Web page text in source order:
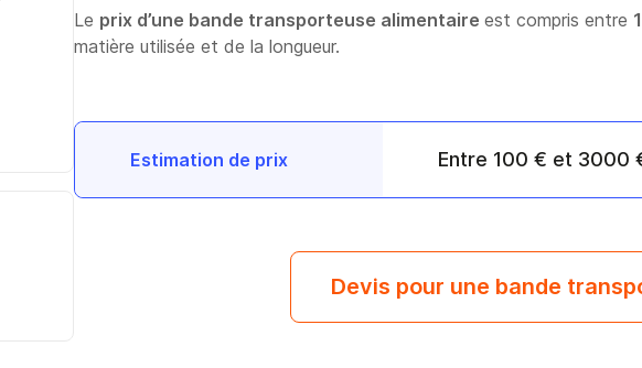
Le prix d’une bande transporteuse alimentaire est compris entre
matière utilisée et de la longueur.
Estimation de prix Entre 100 € et 3000
Devis pour une bande